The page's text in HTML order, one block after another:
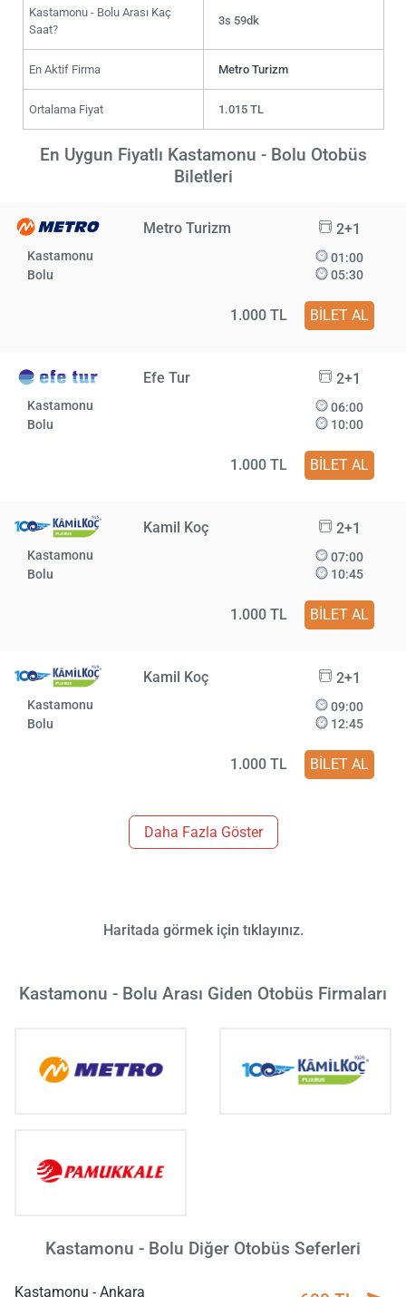
Kastamonu - Bolu Arası Kaç
Saat?
3s 59dk
En Aktif Firma Metro Turizm
Ortalama Fiyat 1.015 TL
En Uygun Fiyatlı Kastamonu - Bolu Otobüs
Biletleri
Metro Turizm 2+1
Kastamonu
Bolu
01:00
05:30
1.000 TL BİLET AL
Efe Tur 2+1
Kastamonu
Bolu
06:00
10:00
1.000 TL BİLET AL
Kamil Koç 2+1
Kastamonu
Bolu
07:00
10:45
1.000 TL BİLET AL
Kamil Koç 2+1
Kastamonu
Bolu
09:00
12:45
1.000 TL BİLET AL
Daha Fazla Göster
Haritada görmek için tıklayınız.
Kastamonu - Bolu Arası Giden Otobüs Firmaları
Kastamonu - Bolu Diğer Otobüs Seferleri
Kastamonu - Ankara